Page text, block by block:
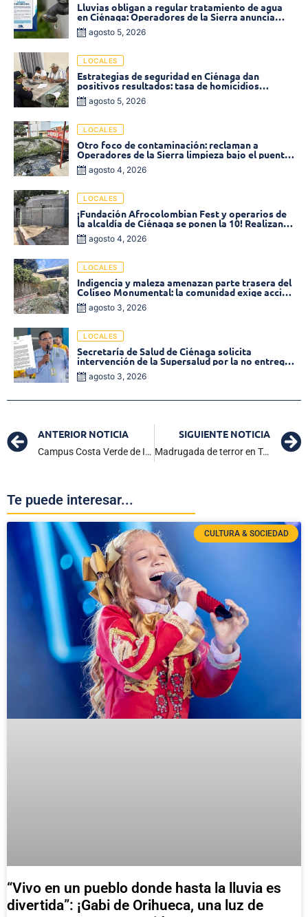
Lluvias obligan a regular tratamiento de agua
en Ciénaga: Operadores de la Sierra anuncia
baja presión en varios sectores
agosto 5, 2026
LOCALES
Estrategias de seguridad en Ciénaga dan
positivos resultados: tasa de homicidios
disminuyó un 58% en 2026
agosto 5, 2026
LOCALES
Otro foco de contaminación: reclaman a
Operadores de la Sierra limpieza bajo el puente
de la calle 19 con carrera 11
agosto 4, 2026
LOCALES
¡Fundación Afrocolombian Fest y operarios de
la alcaldía de Ciénaga se ponen la 10! Realizan
limpieza de la parte posterior del Coliseo
Monumental
agosto 4, 2026
LOCALES
Indigencia y maleza amenazan parte trasera del
Coliseo Monumental: la comunidad exige acción
inmediata!
agosto 3, 2026
LOCALES
Secretaría de Salud de Ciénaga solicita
intervención de la Supersalud por la no entrega
de medicamentos en las EPS
agosto 3, 2026
ANTERIOR NOTICIA
Campus Costa Verde de Infotep, una apuesta de Educación Superior para la región
SIGUIENTE NOTICIA
Madrugada de terror en Tasajera deja dos muertos y dos heridos, entre ellos un menor de edad.
Te puede interesar...
CULTURA & SOCIEDAD
“Vivo en un pueblo donde hasta la lluvia es
divertida”: ¡Gabi de Orihueca, una luz de